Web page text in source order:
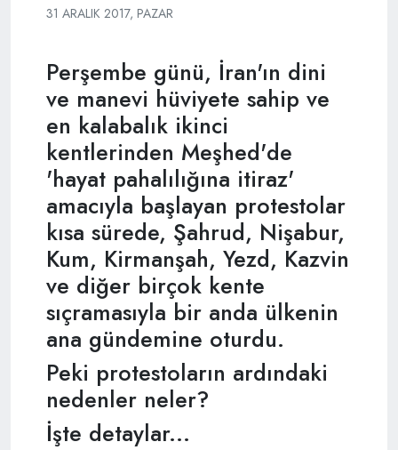
31 ARALIK 2017, PAZAR
Perşembe günü, İran'ın dini
ve manevi hüviyete sahip ve
en kalabalık ikinci
kentlerinden Meşhed'de
'hayat pahalılığına itiraz'
amacıyla başlayan protestolar
kısa sürede, Şahrud, Nişabur,
Kum, Kirmanşah, Yezd, Kazvin
ve diğer birçok kente
sıçramasıyla bir anda ülkenin
ana gündemine oturdu.
Peki protestoların ardındaki
nedenler neler?
İşte detaylar...